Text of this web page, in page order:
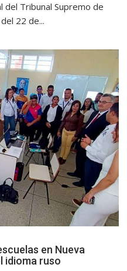
del Tribunal Supremo de
22 de...
en Nueva
idioma ruso